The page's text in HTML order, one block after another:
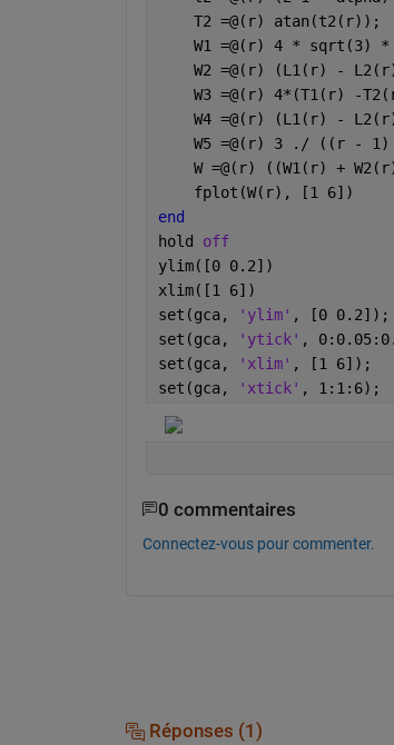
    T2 =@(r) atan(t2(r));
W1 =@(r) 4 * sqrt(3)
W2 =@(r) (L1(r) -
W3 =@(r) 4*(T1(r) -
W4 =@(r) (L1(r) -
W5 =@(r) 3 ./ ((r - 1)
W =@(r) ((W1(r) +
    fplot(W(r), [1 6])
end
hold off
ylim([0 0.2])
xlim([1 6])
set(gca,
'ylim' , [0 0.2]);
set(gca,
'ytick' ,
set(gca,
'xlim' , [1 6]);
set(gca,
'xtick' , 1:1:6);
0 commentaires
Connectez-vous pour commenter.
Réponses (1)